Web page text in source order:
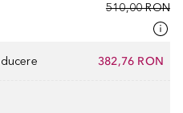
510,00 RON
382,76 RON